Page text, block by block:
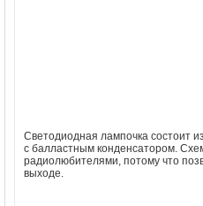
Светодиодная лампочка состоит
с балластным конденсатором.
радиолюбителями, потому что
выходе.